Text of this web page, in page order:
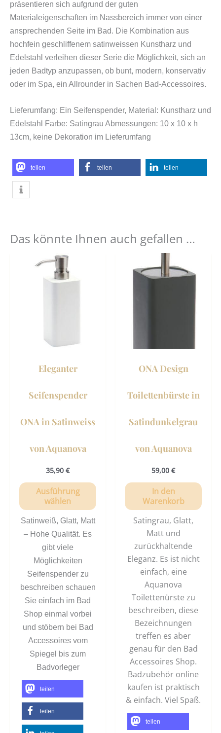
präsentieren sich aufgrund der guten
Materialeigenschaften im Nassbereich immer von einer
ansprechenden Seite im Bad. Die Kombination aus
hochfein geschliffenem satinweissen Kunstharz und
Edelstahl verleihen dieser Serie die Möglichkeit, sich an
jeden Badtyp anzupassen, ob bunt, modern, konservativ
oder im Spa, ein Allrounder in Sachen Bad-Accessoires.
Lieferumfang: Ein Seifenspender, Material: Kunstharz und
Edelstahl Farbe: Satingrau Abmessungen: 10 x 10 x h
13cm, keine Dekoration im Lieferumfang
teilen teilen teilen
Das könnte Ihnen auch gefallen …
Eleganter
Seifenspender
ONA in Satinweiss
von Aquanova
35,90 €
Ausführung
wählen
Produktseite
Satinweiß, Glatt, Matt
– Hohe Qualität. Es
gibt viele
Möglichkeiten
Seifenspender zu
beschreiben schauen
Sie einfach im Bad
Shop einmal vorbei
und stöbern bei Bad
Accessoires vom
Spiegel bis zum
Badvorleger
teilen
teilen
ONA Design
Toilettenbürste in
Satindunkelgrau
von Aquanova
59,00 €
In den
Warenkorb
Satingrau, Glatt,
Matt und
zurückhaltende
Eleganz. Es ist nicht
einfach, eine
Aquanova
Toilettenürste zu
beschreiben, diese
Bezeichnungen
treffen es aber
genau für den Bad
Accessoires Shop.
Badzubehör online
kaufen ist praktisch
& einfach. Viel Spaß.
teilen